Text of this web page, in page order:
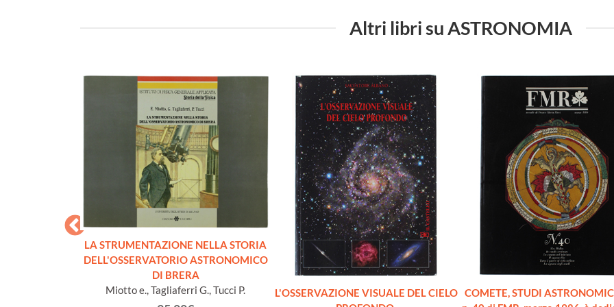
Altri libri su ASTRONOMIA
LA STRUMENTAZIONE NELLA STORIA
DELL'OSSERVATORIO ASTRONOMICO
DI BRERA
Miotto e., Tagliaferri G., Tucci P.
L'OSSERVAZIONE VISUALE DEL CIELO COMETE, STUDI